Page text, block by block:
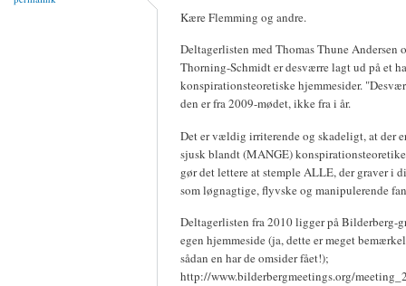
Kære Flemming og andre.
Deltagerlisten med Thomas Thune Andersen
Thorning-Schmidt er desværre lagt ud på et
konspirationsteoretiske hjemmesider.
den er fra 2009-mødet, ikke fra i år.
Det er vældig irriterende og skadeligt, at der
sjusk blandt (MANGE)
gør det lettere at stemple ALLE, der graver i
som løgnagtige, flyvske og manipulerende
Deltagerlisten fra 2010 ligger på Bilderberg-
egen hjemmeside (ja, dette er meget
sådan en har de omsider fået!);
http://www.bilderbergmeetings.org/